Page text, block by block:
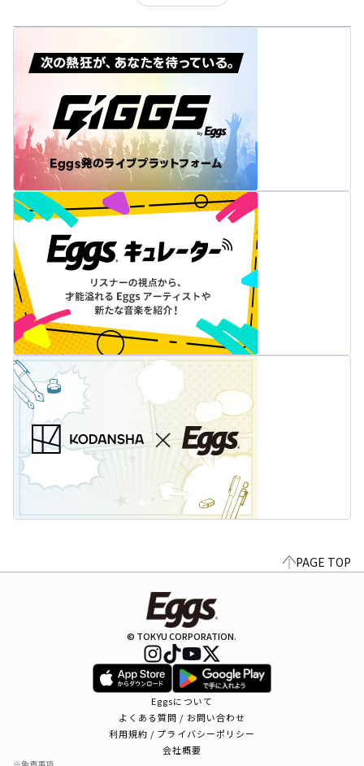
PAGE TOP
© TOKYU CORPORATION.
Eggsについて
よくある質問 / お問い合わせ
利用規約 / プライバシーポリシー
会社概要